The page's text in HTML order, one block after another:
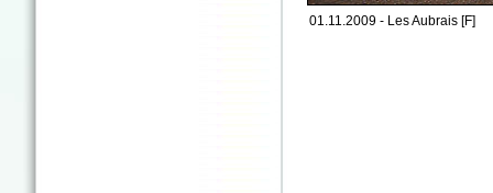
01.11.2009 - Les Aubrais [F]